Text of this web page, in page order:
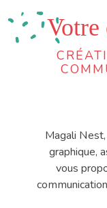
Votre
Magali
graphique,
vous